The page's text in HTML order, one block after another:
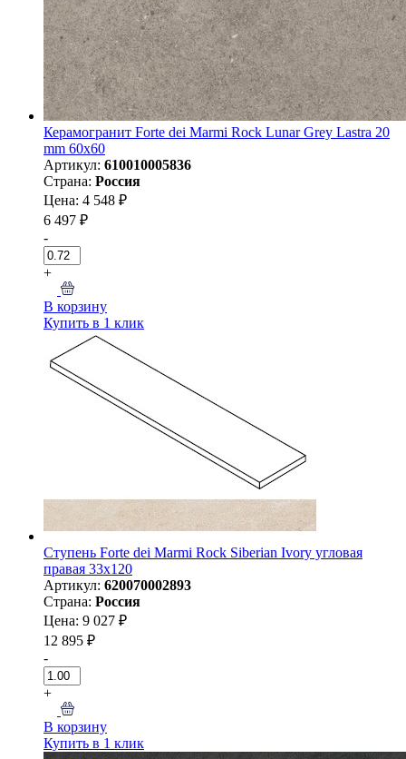
Керамогранит Forte dei Marmi Rock Lunar Grey Lastra 20
mm 60x60
Артикул: 610010005836
Страна: Россия
Цена: 4 548 ₽
6 497 ₽
-
+
В корзину
Купить в 1 клик
Ступень Forte dei Marmi Rock Siberian Ivory угловая
правая 33x120
Артикул: 620070002893
Страна: Россия
Цена: 9 027 ₽
12 895 ₽
-
+
В корзину
Купить в 1 клик